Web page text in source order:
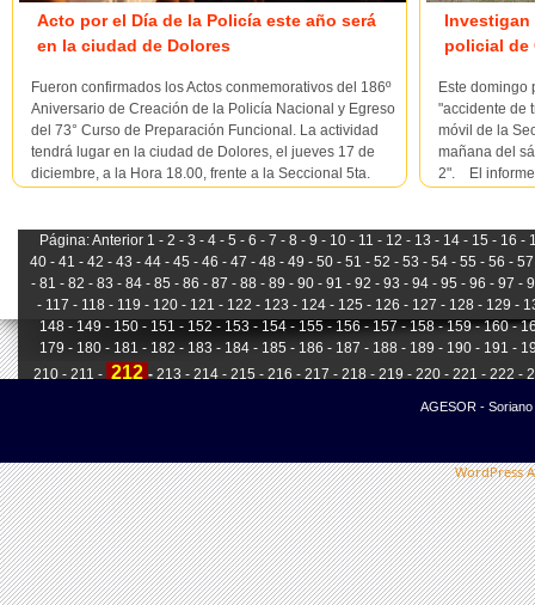
Acto por el Día de la Policía este año será
en la ciudad de Dolores
Fueron confirmados los Actos conmemorativos del 186º
Aniversario de Creación de la Policía Nacional y Egreso
del 73° Curso de Preparación Funcional. La actividad
tendrá lugar en la ciudad de Dolores, el jueves 17 de
diciembre, a la Hora 18.00, frente a la Seccional 5ta.
policial de
Este domingo
"accidente de
móvil de la
mañana del
2". El informe
Página:Anterior 1 -2 -3 -4 -5 -6 -7 -8 -9 -10 -11 -12 -13 -14 -15 -16 -
40 - 41 - 42 - 43 - 44 - 45 - 46 - 47 - 48 - 49 - 50 - 51 - 52 - 53 - 54 - 55 - 56 -
- 81 - 82 - 83 - 84 - 85 - 86 - 87 - 88 - 89 - 90 - 91 - 92 - 93 - 94 - 95 - 96 - 97 -
- 117 - 118 - 119 - 120 - 121 - 122 - 123 - 124 - 125 - 126 - 127 - 128 - 129 -
148 - 149 - 150 - 151 - 152 - 153 - 154 - 155 - 156 - 157 - 158 -159 -160 -
179 - 180 - 181 - 182 - 183 - 184 - 185 - 186 - 187 - 188 - 189 - 190 - 191 -
210 - 211 - 212 - 213 - 214 - 215 - 216 - 217 - 218 - 219 - 220 - 221 - 222 -
AGESOR -
WordPress